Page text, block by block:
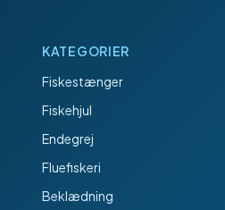
KATEGORIER
Fiskestænger
Fiskehjul
Endegrej
Fluefiskeri
Beklædning